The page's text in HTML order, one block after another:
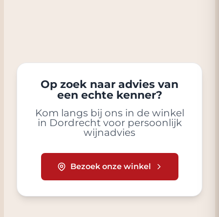
Op zoek naar advies van
een echte kenner?
Kom langs bij ons in de winkel
in Dordrecht voor persoonlijk
wijnadvies
Bezoek onze winkel